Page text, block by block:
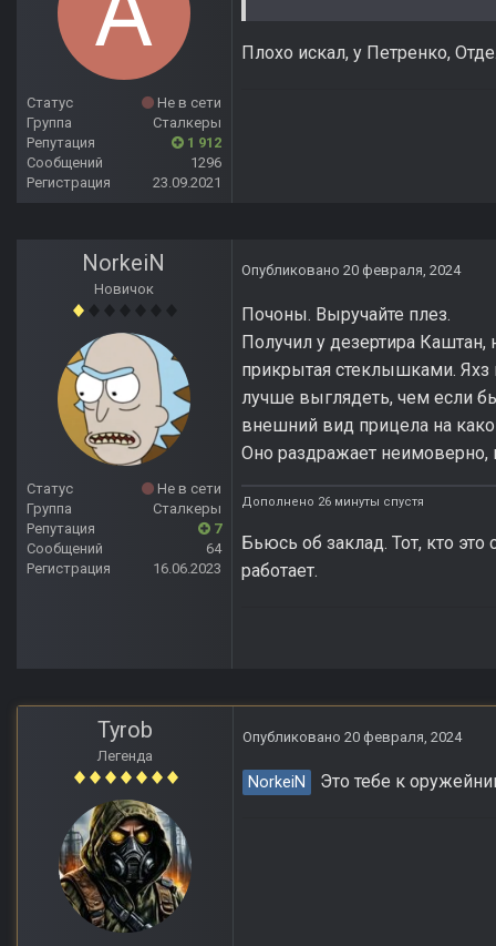
Статус
Не в сети
Группа
Сталкеры
Репутация
1 912
Сообщений
1296
Регистрация
23.09.2021
Плохо искал, у Петренко,
NorkeiN
Новичок
Статус
Не в сети
Группа
Сталкеры
Репутация
7
Сообщений
64
Регистрация
16.06.2023
Опубликовано 20 февраля, 2024
Почоны. Выручайте плез.
Получил у дезертира Каштан,
прикрытая стеклышками. Яхз
лучше выглядеть, чем если
внешний вид прицела на
Оно раздражает неимоверно,
Дополнено 26 минуты спустя
Бьюсь об заклад. Тот, кто
работает.
Tyrob
Легенда
Опубликовано 20 февраля, 2024
NorkeiN Это тебе к